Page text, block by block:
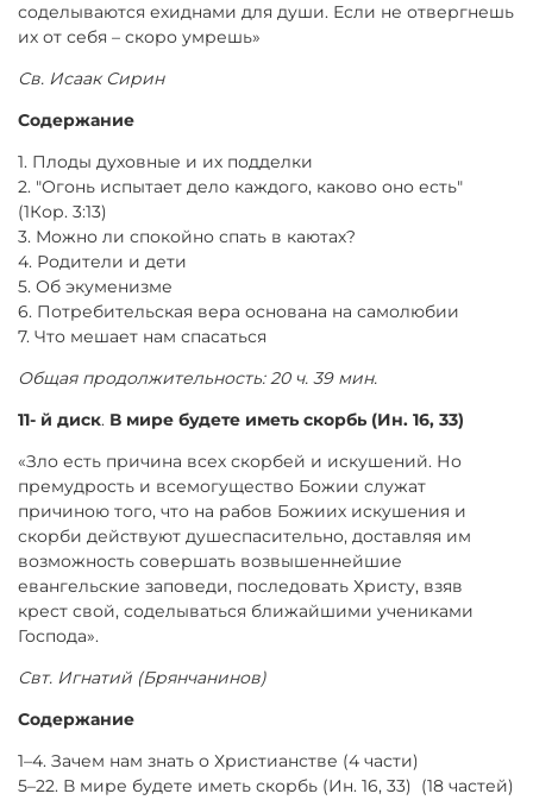
соделываются ехиднами для души. Если не отвергнешь
их от себя – скоро умрешь»
Св. Исаак Сирин
Содержание
1. Плоды духовные и их подделки
2. "Огонь испытает дело каждого, каково оно есть"
(1Кор. 3:13)
3. Можно ли спокойно спать в каютах?
4. Родители и дети
5. Об экуменизме
6. Потребительская вера основана на самолюбии
7. Что мешает нам спасаться
Общая продолжительность: 20 ч. 39 мин.
11- й диск. В мире будете иметь скорбь (Ин. 16, 33)
«Зло есть причина всех скорбей и искушений. Но
премудрость и всемогущество Божии служат
причиною того, что на рабов Божиих искушения и
скорби действуют душеспасительно, доставляя им
возможность совершать возвышеннейшие
евангельские заповеди, последовать Христу, взяв
крест свой, соделываться ближайшими учениками
Господа».
Свт. Игнатий (Брянчанинов)
Содержание
1–4. Зачем нам знать о Христианстве (4 части)
5–22. В мире будете иметь скорбь (Ин. 16, 33) (18 частей)